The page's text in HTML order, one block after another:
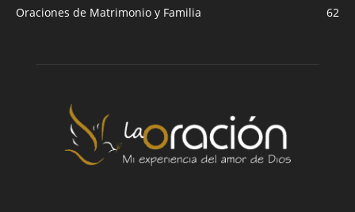
Oraciones de Matrimonio y Familia
62